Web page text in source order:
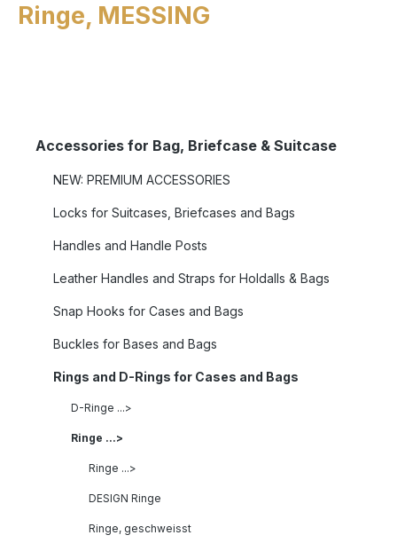
Ringe, MESSING
Accessories for Bag, Briefcase & Suitcase
NEW: PREMIUM ACCESSORIES
Locks for Suitcases, Briefcases and Bags
Handles and Handle Posts
Leather Handles and Straps for Holdalls & Bags
Snap Hooks for Cases and Bags
Buckles for Bases and Bags
Rings and D-Rings for Cases and Bags
D-Ringe ...>
Ringe ...>
Ringe ...>
DESIGN Ringe
Ringe, geschweisst